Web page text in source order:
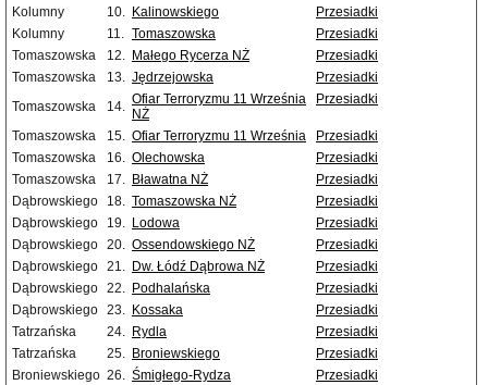
Kolumny
10. Kalinowskiego
Przesiadki
Kolumny
11. Tomaszowska
Przesiadki
Tomaszowska
12. Małego Rycerza NŻ
Przesiadki
Tomaszowska
13. Jędrzejowska
Przesiadki
Tomaszowska
14. Ofiar Terroryzmu 11 Września
NŻ
Przesiadki
Tomaszowska 15. Ofiar Terroryzmu 11 Września
Przesiadki
Tomaszowska
16. Olechowska
Przesiadki
Tomaszowska
17. Bławatna NŻ
Przesiadki
Dąbrowskiego
18. Tomaszowska NŻ
Przesiadki
Dąbrowskiego
19. Lodowa
Przesiadki
Dąbrowskiego 20. Ossendowskiego NŻ
Przesiadki
Dąbrowskiego 21. Dw. Łódź Dąbrowa NŻ
Przesiadki
Dąbrowskiego 22. Podhalańska
Przesiadki
Dąbrowskiego 23. Kossaka
Przesiadki
Tatrzańska
24. Rydla
Przesiadki
Tatrzańska
25. Broniewskiego
Przesiadki
Broniewskiego 26. Śmigłego-Rydza
Przesiadki